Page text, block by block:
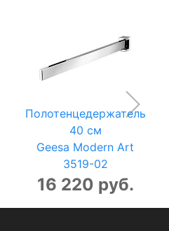
Полотенцедержатель
40 см
Geesa Modern Art
3519-02
16 220 руб.